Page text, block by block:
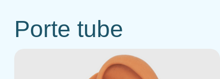
Porte tube